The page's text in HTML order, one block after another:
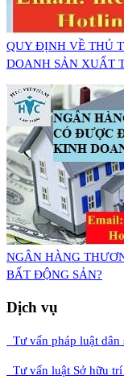
QUY ĐỊNH VỀ THỦ
DOANH SẢN XUẤT
NGÂN HÀNG
BẤT ĐỘNG SẢN?
Dịch vụ
Tư vấn pháp luật dân
Tư vấn luật Sở hữu